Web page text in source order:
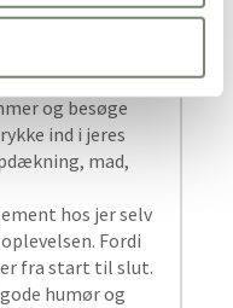
kunde
hvis I ønsker,
og besøge
ind i jeres
mad,
hos jer selv
Fordi
fra start til slut.
humør og